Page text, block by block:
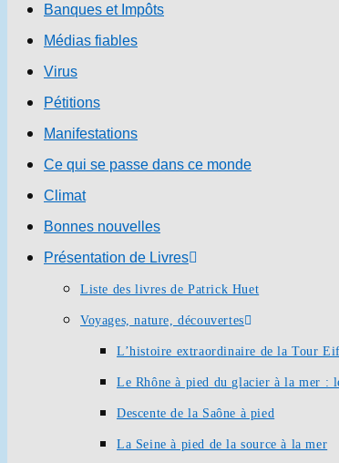
Banques et Impôts
Médias fiables
Virus
Pétitions
Manifestations
Ce qui se passe dans ce monde
Climat
Bonnes nouvelles
Présentation de Livres
Liste des livres de Patrick Huet
Voyages, nature, découvertes
L’histoire extraordinaire de la Tour
Le Rhône à pied du glacier à la mer :
Descente de la Saône à pied
La Seine à pied de la source à la mer